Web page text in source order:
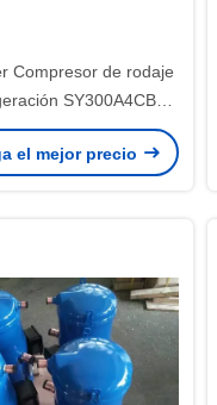
Compresor de rodaje
SY300A4CBE
25HP
3fase R22 R407C
el mejor precio